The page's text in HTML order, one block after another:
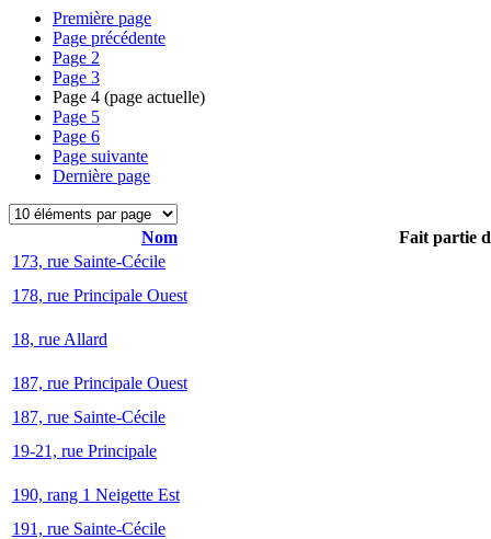
Première page
Page précédente
Page 2
Page 3
Page 4 (page actuelle)
Page 5
Page 6
Page suivante
Dernière page
Nom
Fait partie
173, rue Sainte-Cécile
178, rue Principale Ouest
18, rue Allard
187, rue Principale Ouest
187, rue Sainte-Cécile
19-21, rue Principale
190, rang 1 Neigette Est
191, rue Sainte-Cécile